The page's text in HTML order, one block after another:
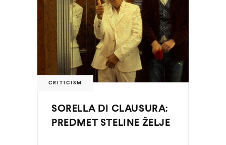
CRITICISM
SORELLA DI CLAUSURA:
PREDMET STELINE ŽELJE